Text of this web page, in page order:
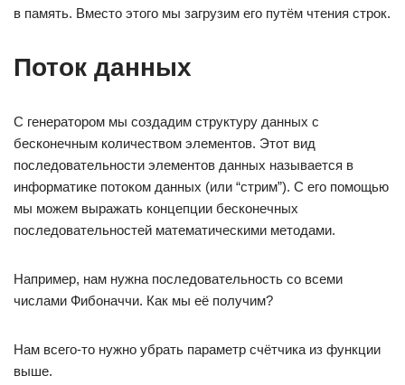
в память. Вместо этого мы загрузим его путём чтения строк.
Поток данных
С генератором мы создадим структуру данных с
бесконечным количеством элементов. Этот вид
последовательности элементов данных называется в
информатике потоком данных (или “стрим”). С его помощью
мы можем выражать концепции бесконечных
последовательностей математическими методами.
Например, нам нужна последовательность со всеми
числами Фибоначчи. Как мы её получим?
Нам всего-то нужно убрать параметр счётчика из функции
выше.